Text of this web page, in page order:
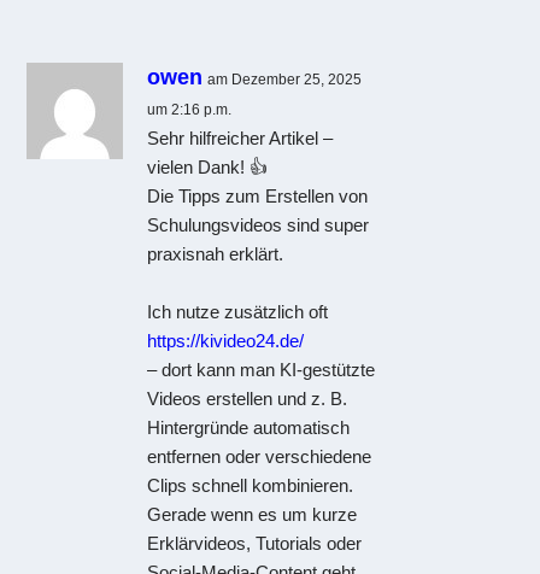
owen am Dezember 25, 2025
um 2:16 p.m.
Sehr hilfreicher Artikel –
vielen Dank! 👍
Die Tipps zum Erstellen von
Schulungsvideos sind super
praxisnah erklärt.
Ich nutze zusätzlich oft
https://kivideo24.de/
– dort kann man KI-gestützte
Videos erstellen und z. B.
Hintergründe automatisch
entfernen oder verschiedene
Clips schnell kombinieren.
Gerade wenn es um kurze
Erklärvideos, Tutorials oder